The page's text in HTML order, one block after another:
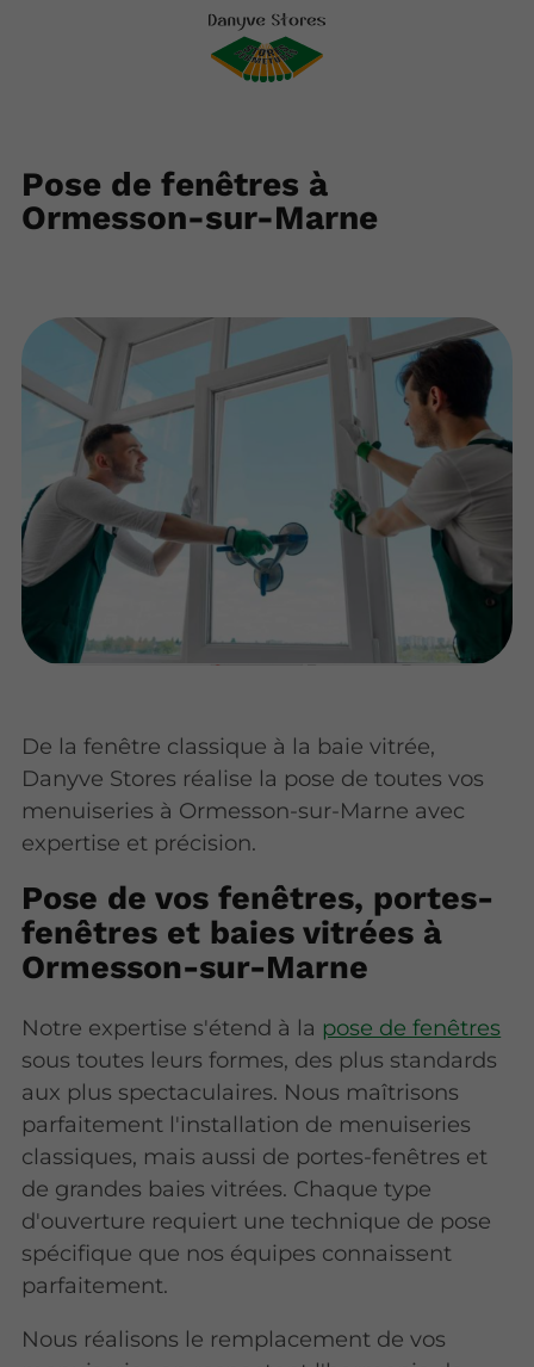
Pose de fenêtres à
Ormesson-sur-Marne
De la fenêtre classique à la baie vitrée,
Danyve Stores réalise la pose de toutes vos
menuiseries à Ormesson-sur-Marne avec
expertise et précision.
Pose de vos fenêtres, portes-
fenêtres et baies vitrées à
Ormesson-sur-Marne
Notre expertise s'étend à la pose de fenêtres
sous toutes leurs formes, des plus standards
aux plus spectaculaires. Nous maîtrisons
parfaitement l'installation de menuiseries
classiques, mais aussi de portes-fenêtres et
de grandes baies vitrées. Chaque type
d'ouverture requiert une technique de pose
spécifique que nos équipes connaissent
parfaitement.
Nous réalisons le remplacement de vos